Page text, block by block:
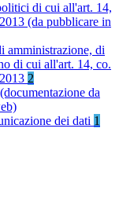
di cui all'art. 14,
(da pubblicare in
amministrazione, di
di cui all'art. 14, co.
2
da
dei dati 1